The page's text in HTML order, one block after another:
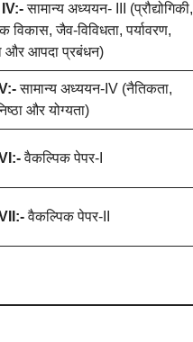
IV:-सामान्य अध्ययन- III (प्रौद्योगिकी,
विकास, जैव-विविधता, पर्यावरण,
और आपदा प्रबंधन)
सामान्य अध्ययन-IV (नैतिकता,
और योग्यता)
वैकल्पिक पेपर-I
वैकल्पिक पेपर-II